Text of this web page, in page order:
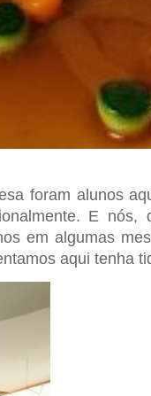
foram alunos
E nós,
em algumas
aqui tenha